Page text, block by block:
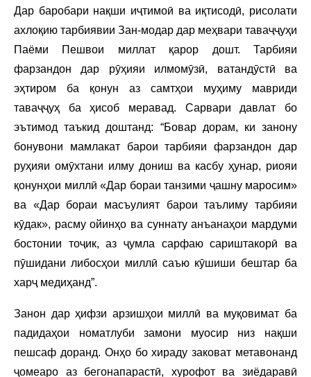
Дар баробари нақши иҷтимоӣ ва иқтисодӣ, рисолати
ахлоқию тарбиявии Зан-модар дар меҳвари таваҷҷуҳи
Паёми Пешвои миллат қарор дошт. Тарбияи
фарзандон дар рӯҳияи илмомӯзӣ, ватандӯстӣ ва
эҳтиром ба қонун аз самтҳои муҳиму мавриди
таваҷҷуҳ ба ҳисоб меравад. Сарвари давлат бо
эътимод таъкид доштанд: “Бовар дорам, ки занону
бонувони мамлакат барои тарбияи фарзандон дар
руҳияи омӯхтани илму дониш ва касбу ҳунар, риояи
қонунҳои миллӣ «Дар бораи танзими ҷашну маросим»
ва «Дар бораи масъулият барои таълиму тарбияи
кӯдак», расму ойинҳо ва суннату анъанаҳои мардуми
бостонии тоҷик, аз ҷумла сарфаю сариштакорӣ ва
пӯшидани либосҳои миллӣ саъю кӯшиши бештар ба
харҷ медиҳанд”.
Занон дар ҳифзи арзишҳои миллӣ ва муқовимат ба
падидаҳои номатлуби замони муосир низ нақши
пешсаф доранд. Онҳо бо хираду заковат метавонанд
ҷомеаро аз бегонапарастӣ, хурофот ва зиёдаравӣ